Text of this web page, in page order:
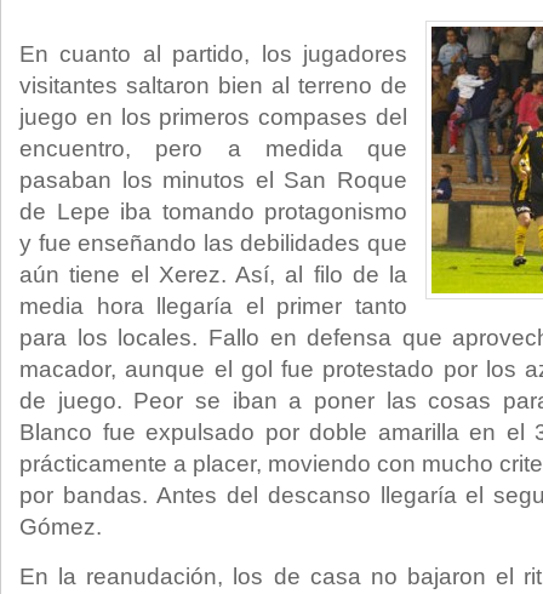
En cuanto al partido, los jugadores
visitantes saltaron bien al terreno de
juego en los primeros compases del
encuentro, pero a medida que
pasaban los minutos el San Roque
de Lepe iba tomando protagonismo
y fue enseñando las debilidades que
aún tiene el Xerez. Así, al filo de la
media hora llegaría el primer tanto
para los locales. Fallo en defensa que
macador, aunque el gol fue protestado por los
de juego. Peor se iban a poner las cosas
Blanco fue expulsado por doble amarilla en el
prácticamente a placer, moviendo con mucho
por bandas. Antes del descanso llegaría el
Gómez.
En la reanudación, los de casa no bajaron el